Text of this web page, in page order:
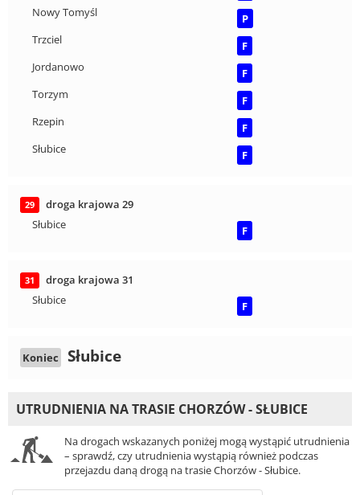
Nowy Tomyśl
P
Trzciel
F
Jordanowo
F
Torzym
F
Rzepin
F
Słubice
F
29
droga krajowa 29
Słubice
F
31
droga krajowa 31
Słubice
F
Koniec Słubice
UTRUDNIENIA NA TRASIE CHORZÓW - SŁUBICE
Na drogach wskazanych poniżej mogą wystąpić utrudnienia
– sprawdź, czy utrudnienia wystąpią również podczas
przejazdu daną drogą na trasie Chorzów - Słubice.